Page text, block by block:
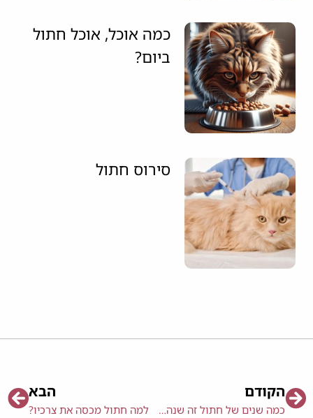
כמה אוכל, אוכל חתול
ביום?
סירוס חתול
הקודם
כמה שנים של חתול זה שנה של בן אדם?
הבא
למה חתול מכסה את צרכיו?